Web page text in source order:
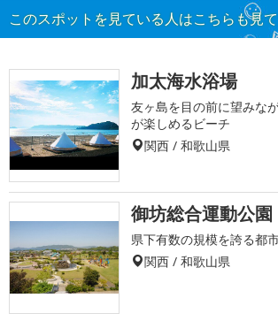
このスポットを見ている人はこちらも見
加太海水浴場
友ヶ島を目の前に望みな
が楽しめるビーチ
関西 / 和歌山県
御坊総合運動公園
県下有数の規模を誇る都
関西 / 和歌山県